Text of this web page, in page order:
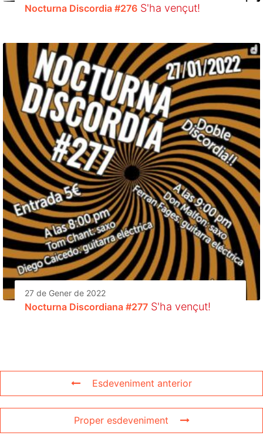
Nocturna Discordia #276 S'ha vençut!
27 de Gener de 2022
Nocturna Discordiana #277 S'ha vençut!
Esdeveniment anterior
Proper esdeveniment